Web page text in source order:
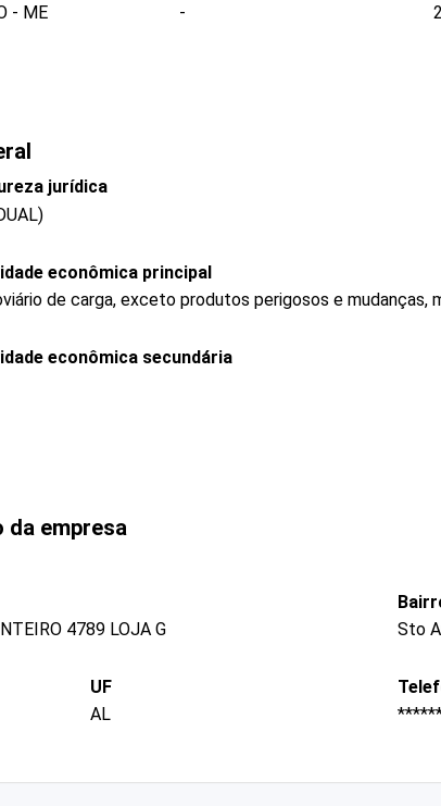
- ME
-
jurídica
econômica principal
de carga, exceto produtos perigosos e mudanças,
econômica secundária
da empresa
4789 LOJA G
Sto
UF
AL